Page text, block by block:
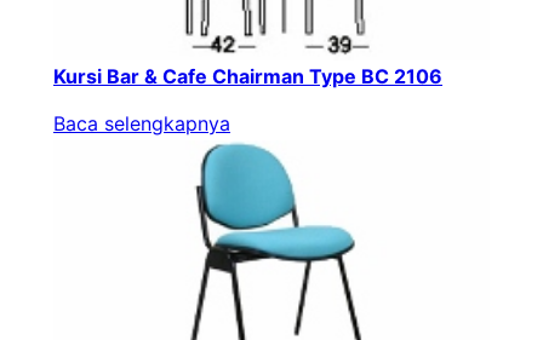
Kursi Bar & Cafe Chairman Type BC 2106
Baca selengkapnya